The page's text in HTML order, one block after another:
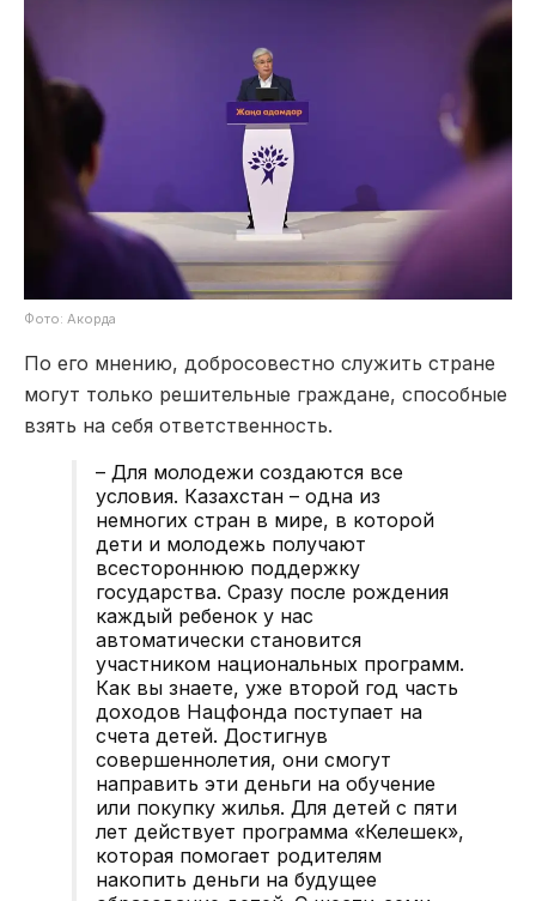
Фото: Акорда
По его мнению, добросовестно служить стране
могут только решительные граждане, способные
взять на себя ответственность.
– Для молодежи создаются все
условия. Казахстан – одна из
немногих стран в мире, в которой
дети и молодежь получают
всестороннюю поддержку
государства. Сразу после рождения
каждый ребенок у нас
автоматически становится
участником национальных программ.
Как вы знаете, уже второй год часть
доходов Нацфонда поступает на
счета детей. Достигнув
совершеннолетия, они смогут
направить эти деньги на обучение
или покупку жилья. Для детей с пяти
лет действует программа «Келешек»,
которая помогает родителям
накопить деньги на будущее